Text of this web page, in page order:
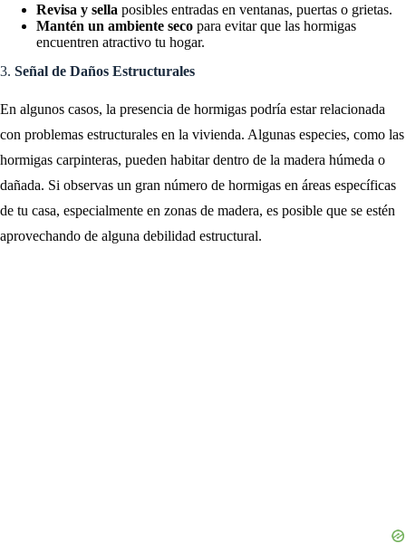
Revisa y sella posibles entradas en ventanas, puertas o grietas.
Mantén un ambiente seco para evitar que las hormigas
encuentren atractivo tu hogar.
3. Señal de Daños Estructurales
En algunos casos, la presencia de hormigas podría estar relacionada
con problemas estructurales en la vivienda. Algunas especies, como las
hormigas carpinteras, pueden habitar dentro de la madera húmeda o
dañada. Si observas un gran número de hormigas en áreas específicas
de tu casa, especialmente en zonas de madera, es posible que se estén
aprovechando de alguna debilidad estructural.